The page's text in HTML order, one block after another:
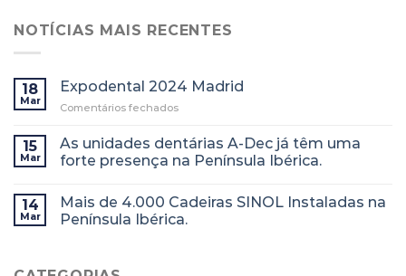
NOTÍCIAS MAIS RECENTES
18
Mar
Expodental 2024 Madrid
Comentários fechadosem
2024
Madrid
15
Mar
As unidades dentárias A-Dec já têm uma
forte presença na Península Ibérica.
14
Mar
Mais de 4.000 Cadeiras SINOL Instaladas na
Península Ibérica.